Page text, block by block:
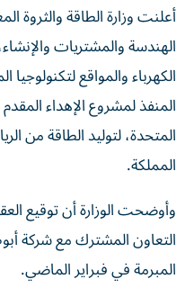
أعلنت وزارة الطاقة والثروة
الهندسة والمشتريات
الكهرباء والمواقع
المنفذ لمشروع الإهداء
المتحدة، لتوليد الطاقة من
المملكة.
وأوضحت الوزارة أن توقيع
التعاون المشترك مع شركة
المبرمة في فبراير الماضي.